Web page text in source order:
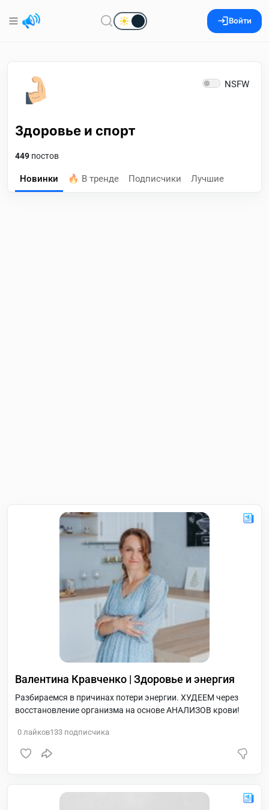
Войти
NSFW
Здоровье и спорт
449 постов
Новинки 🔥 В тренде Подписчики Лучшие
Валентина Кравченко | Здоровье и энергия
Разбираемся в причинах потери энергии. ХУДЕЕМ через
восстановление организма на основе АНАЛИЗОВ крови!
0 лайков133 подписчика